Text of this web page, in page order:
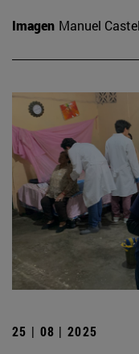
Imagen Manuel
25 | 08 | 2025